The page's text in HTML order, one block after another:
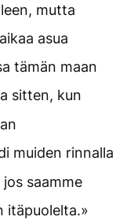
mutta
asua
tämän maan
sitten, kun
muiden rinnalla
saamme
itäpuolelta.»